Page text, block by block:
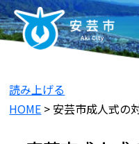
読み上げる
HOME > 安芸市成人式の